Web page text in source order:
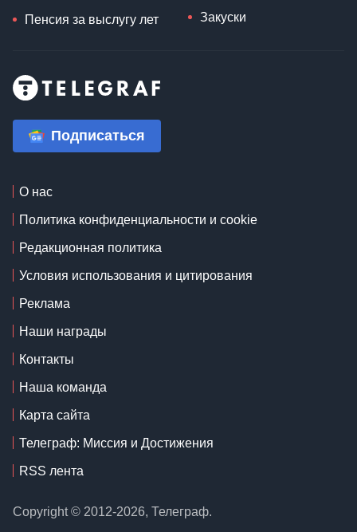
Пенсия за выслугу лет Закуски
Подписаться
О нас
Политика конфиденциальности и cookie
Редакционная политика
Условия использования и цитирования
Реклама
Наши награды
Контакты
Наша команда
Карта сайта
Телеграф: Миссия и Достижения
RSS лента
Copyright © 2012-2026, Телеграф.